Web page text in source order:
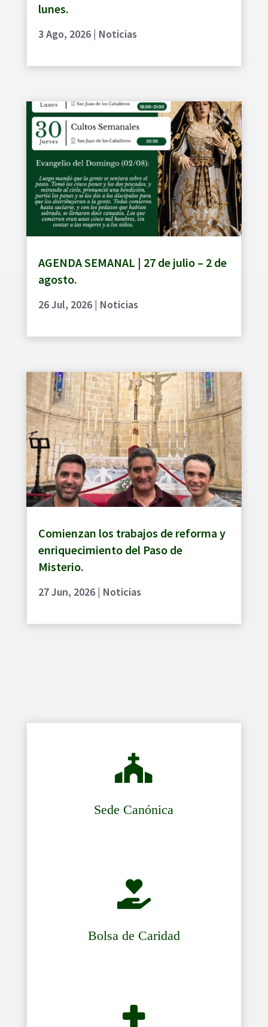
lunes.
3 Ago, 2026| Noticias
AGENDA SEMANAL | 27 de julio – 2 de
agosto.
26 Jul, 2026| Noticias
Comienzan los trabajos de reforma y
enriquecimiento del Paso de
Misterio.
27 Jun, 2026| Noticias

Sede Canónica

Bolsa de Caridad
